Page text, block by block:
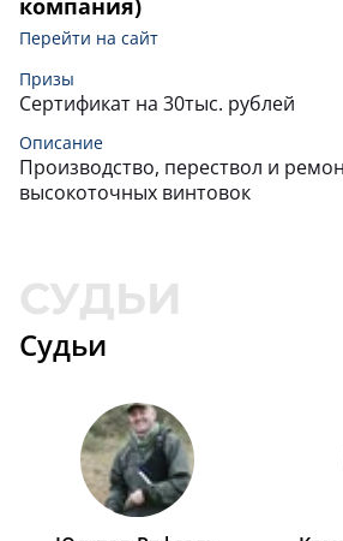
Перейти на сайт
Призы
Сертификат на 30тыс. рублей
Описание
Производство, перествол и
высокоточных винтовок
Судьи